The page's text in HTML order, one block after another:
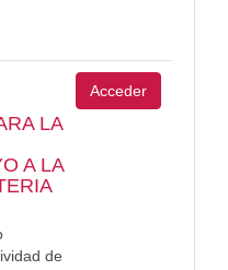
LA
A LA
de
Acceder